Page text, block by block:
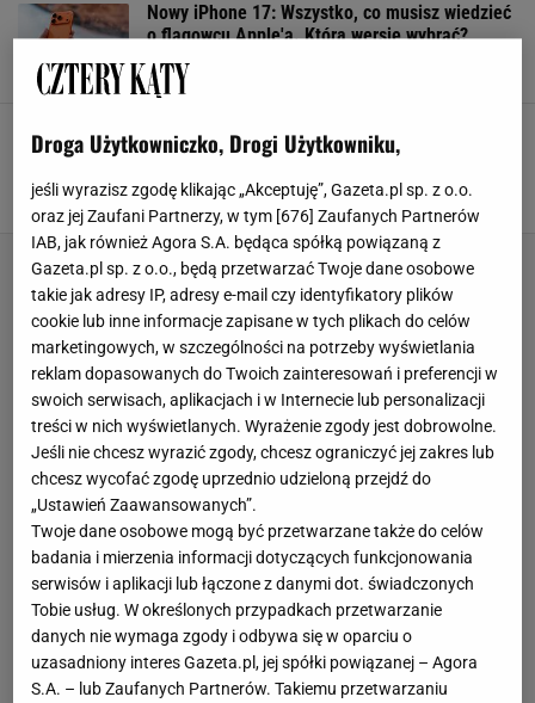
Nowy iPhone 17: Wszystko, co musisz wiedzieć
o flagowcu Apple'a. Którą wersję wybrać?
APPLE
Najdziwniejsze usprawnienia smart home,
których potrzebujesz w swoim domu - choć
ARANŻACJE WNĘTRZ DESIGN NOWE TECHNOLOGIE
Droga Użytkowniczko, Drogi Użytkowniku,
jeśli wyrazisz zgodę klikając „Akceptuję”, Gazeta.pl sp. z o.o.
oraz jej Zaufani Partnerzy, w tym [676] Zaufanych Partnerów
IAB, jak również Agora S.A. będąca spółką powiązaną z
Gazeta.pl sp. z o.o., będą przetwarzać Twoje dane osobowe
takie jak adresy IP, adresy e-mail czy identyfikatory plików
cookie lub inne informacje zapisane w tych plikach do celów
marketingowych, w szczególności na potrzeby wyświetlania
reklam dopasowanych do Twoich zainteresowań i preferencji w
swoich serwisach, aplikacjach i w Internecie lub personalizacji
treści w nich wyświetlanych. Wyrażenie zgody jest dobrowolne.
Jeśli nie chcesz wyrazić zgody, chcesz ograniczyć jej zakres lub
chcesz wycofać zgodę uprzednio udzieloną przejdź do
„Ustawień Zaawansowanych”.
Twoje dane osobowe mogą być przetwarzane także do celów
badania i mierzenia informacji dotyczących funkcjonowania
serwisów i aplikacji lub łączone z danymi dot. świadczonych
Tobie usług. W określonych przypadkach przetwarzanie
danych nie wymaga zgody i odbywa się w oparciu o
uzasadniony interes Gazeta.pl, jej spółki powiązanej – Agora
S.A. – lub Zaufanych Partnerów. Takiemu przetwarzaniu